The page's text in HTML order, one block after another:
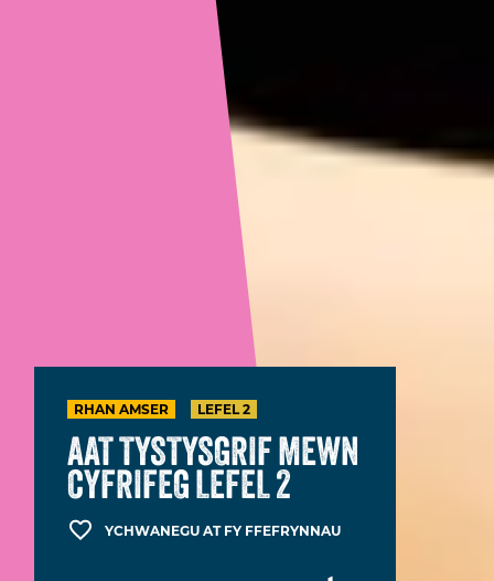
RHAN AMSER LEFEL 2
AAT TYSTYSGRIF MEWN
CYFRIFEG LEFEL 2
YCHWANEGU AT FY FFEFRYNNAU